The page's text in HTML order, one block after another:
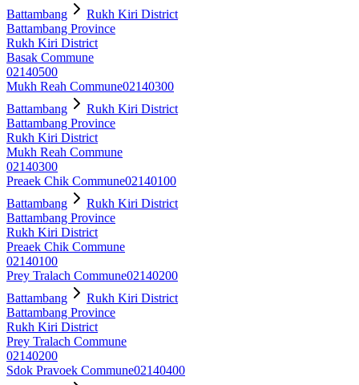
Battambang
Rukh Kiri District
Battambang Province
Rukh Kiri District
Basak Commune
02140500
Mukh Reah Commune02140300
Battambang
Rukh Kiri District
Battambang Province
Rukh Kiri District
Mukh Reah Commune
02140300
Preaek Chik Commune02140100
Battambang
Rukh Kiri District
Battambang Province
Rukh Kiri District
Preaek Chik Commune
02140100
Prey Tralach Commune02140200
Battambang
Rukh Kiri District
Battambang Province
Rukh Kiri District
Prey Tralach Commune
02140200
Sdok Pravoek Commune02140400